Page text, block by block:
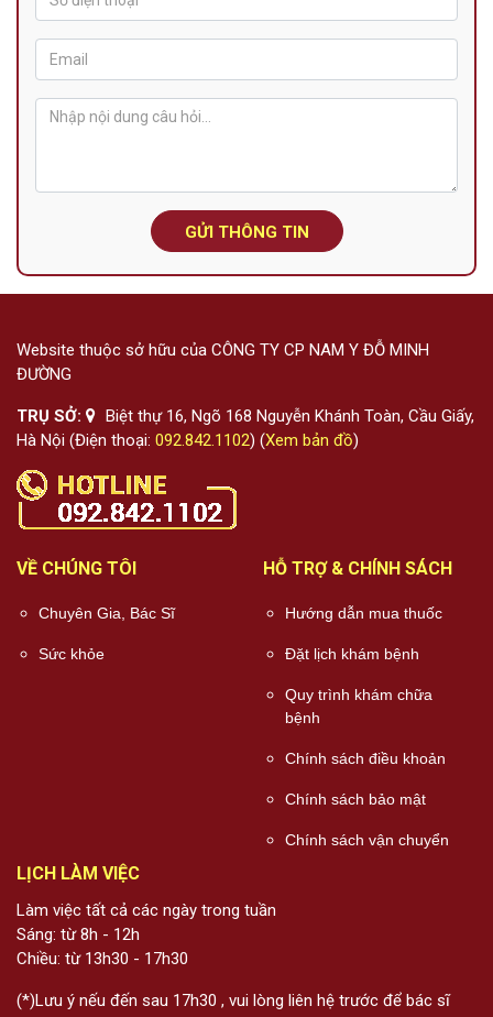
GỬI THÔNG TIN
Website thuộc sở hữu của CÔNG TY CP NAM Y ĐỖ MINH
ĐƯỜNG
TRỤ SỞ:
Biệt thự 16, Ngõ 168 Nguyễn Khánh Toàn, Cầu Giấy,
Hà Nội (Điện thoại: 092.842.1102) (Xem bản đồ)
VỀ CHÚNG TÔI
Chuyên Gia, Bác Sĩ
Sức khỏe
HỖ TRỢ & CHÍNH SÁCH
Hướng dẫn mua thuốc
Đặt lịch khám bệnh
Quy trình khám chữa
bệnh
Chính sách điều khoản
Chính sách bảo mật
Chính sách vận chuyển
LỊCH LÀM VIỆC
Làm việc tất cả các ngày trong tuần
Sáng: từ 8h - 12h
Chiều: từ 13h30 - 17h30
(*)Lưu ý nếu đến sau 17h30 , vui lòng liên hệ trước để bác sĩ